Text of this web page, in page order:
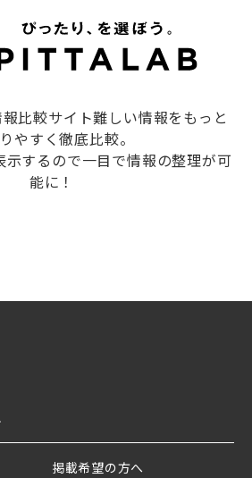
比較サイト難しい情報をもっと
やすく徹底比較。
するので一目で情報の整理が可
能に！
掲載希望の方へ